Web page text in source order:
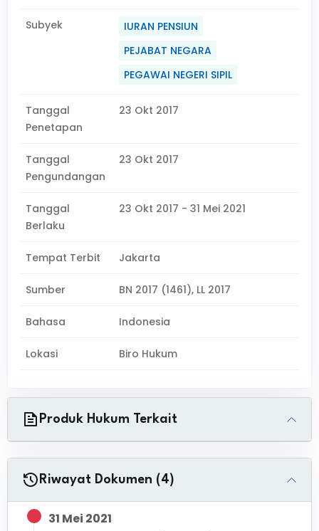
Subyek
IURAN PENSIUN
PEJABAT NEGARA
PEGAWAI NEGERI SIPIL
Tanggal
Penetapan
23 Okt 2017
Tanggal
Pengundangan
23 Okt 2017
Tanggal
Berlaku
23 Okt 2017 - 31 Mei 2021
Tempat Terbit Jakarta
Sumber BN 2017 (1461), LL 2017
Bahasa Indonesia
Lokasi Biro Hukum
Produk Hukum Terkait
Riwayat Dokumen (4)
31 Mei 2021